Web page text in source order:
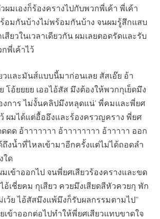
ผมเองก็ร้องครางไปกับพวกพี่เค้า พี่เค้า
อมกันบ้างไม่พร้อมกันบ้าง จนผมรู้สึกแสบ
สียวในเวลาเดียวกัน ผมเลยตอดรัดและรับ
พี่เค้าไว้
วและมันส์แบบนี้มาก่อนเลย สัสเอ๊ย อ้า
โอ้ยยยย เออไอ้สัส มึงต้องให้พวกกุเย็ดมึง
การ ไม่งั้นคลิปมึงหลุดแน่’ พี่คมและพี่ยศ
ผมได้แต่อื้ออึงและร้องครวญคราง พี่ยศ
ดด อ้าาาาาาา อ้าาาาาาาา อ้าาาาา ออก
งน้ำที่ไหลเข้ามาอีกครั้งแต่ไม่ได้ถอดลำ
ใด
เข้าออกไป จนพี่ยศเสียวร้องครางและขด
อ้เชี่ยคม กุเสียว ควยมึงเสียดสีหัวควยกุ พัก
เว้ย ไอ้สัสมึงแพ้มึงก็รับผลกรรมตามไป”
ข้าออกต่อไปทำให้พี่ยศเสียวแทบขาดใจ